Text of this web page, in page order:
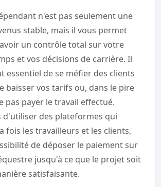
n'est pas seulement une
stable, mais il vous permet
un contrôle total sur votre
et vos décisions de carrière. Il
essentiel de se méfier des clients
baisser vos tarifs ou, dans le pire
pas payer le travail effectué.
d'utiliser des plateformes qui
fois les travailleurs et les clients,
de déposer le paiement sur
jusqu'à ce que le projet soit
satisfaisante.